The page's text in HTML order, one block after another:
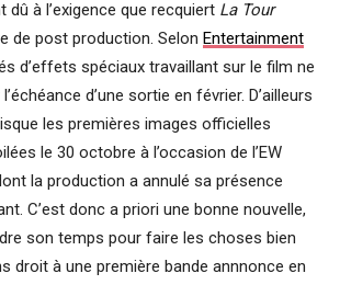
dû à l’exigence que recquiert La Tour
de post production. Selon Entertainment
d’effets spéciaux travaillant sur le film ne
d’une sortie en février. D’ailleurs
les premières images officielles
le 30 octobre à l’occasion de l’EW
la production a annulé sa présence
C’est donc a priori une bonne nouvelle,
son temps pour faire les choses bien
droit à une première bande annnonce en